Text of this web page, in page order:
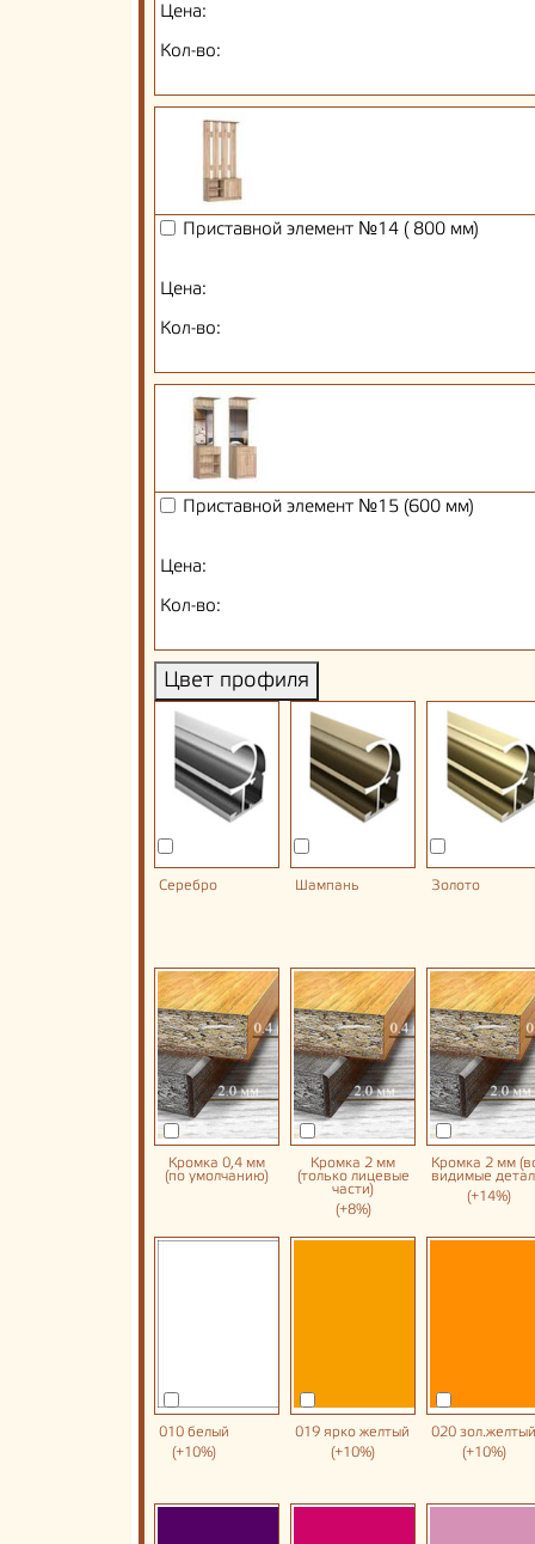
Цена:
Кол-во:
Приставной элемент №14 ( 800 мм)
Цена:
Кол-во:
Приставной элемент №15 (600 мм)
Цена:
Кол-во:
Цвет профиля
Серебро Шампань Золото
Кромка 0,4 мм
(по умолчанию)
Кромка 2 мм
(только лицевые
части)
(+8%)
Кромка 2 мм
видимые
(+14%)
010 белый
(+10%)
019 ярко желтый
(+10%)
020 зол.желтый
(+10%)